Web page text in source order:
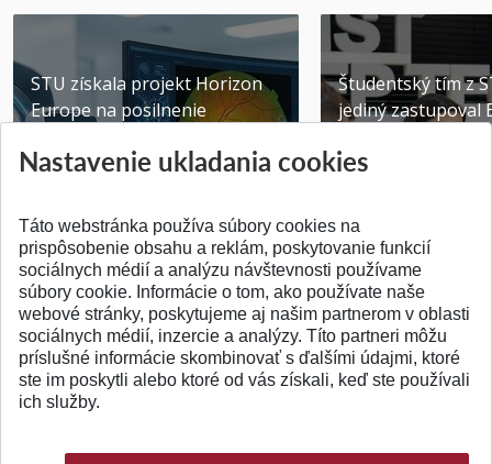
STU získala projekt Horizon
Europe na posilnenie
Publikované 31.07.2026
Študentský tím z
jediný zastupoval
Publikované
SPÄŤ NA VRCH
Nastavenie ukladania cookies
Táto webstránka používa súbory cookies na
prispôsobenie obsahu a reklám, poskytovanie funkcií
sociálnych médií a analýzu návštevnosti používame
súbory cookie. Informácie o tom, ako používate naše
webové stránky, poskytujeme aj našim partnerom v oblasti
sociálnych médií, inzercie a analýzy. Títo partneri môžu
príslušné informácie skombinovať s ďalšími údajmi, ktoré
ste im poskytli alebo ktoré od vás získali, keď ste používali
ich služby.